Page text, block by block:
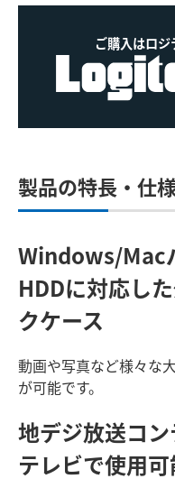
ご購入はロ
製品の特長・仕
Windows/Mac
HDDに対応し
クケース
動画や写真など様々な
が可能です。
地デジ放送コ
テレビで使用